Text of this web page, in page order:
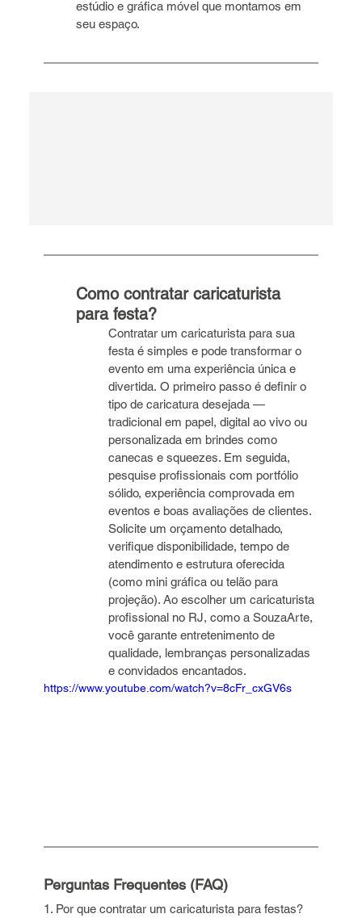
estúdio e gráfica móvel que montamos em
seu espaço.
Como contratar caricaturista
para festa?
Contratar um caricaturista para sua
festa é simples e pode transformar o
evento em uma experiência única e
divertida. O primeiro passo é definir o
tipo de caricatura desejada —
tradicional em papel, digital ao vivo ou
personalizada em brindes como
canecas e squeezes. Em seguida,
pesquise profissionais com portfólio
sólido, experiência comprovada em
eventos e boas avaliações de clientes.
Solicite um orçamento detalhado,
verifique disponibilidade, tempo de
atendimento e estrutura oferecida
(como mini gráfica ou telão para
projeção). Ao escolher um caricaturista
profissional no RJ, como a SouzaArte,
você garante entretenimento de
qualidade, lembranças personalizadas
e convidados encantados.
https://www.youtube.com/watch?v=8cFr_cxGV6s
Perguntas Frequentes (FAQ)
1. Por que contratar um caricaturista para festas?